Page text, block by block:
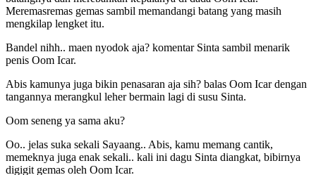
Meremasremas gemas sambil memandangi batang yang masih
mengkilap lengket itu.
Bandel nihh.. maen nyodok aja? komentar Sinta sambil menarik
penis Oom Icar.
Abis kamunya juga bikin penasaran aja sih? balas Oom Icar dengan
tangannya merangkul leher bermain lagi di susu Sinta.
Oom seneng ya sama aku?
Oo.. jelas suka sekali Sayaang.. Abis, kamu memang cantik,
memeknya juga enak sekali.. kali ini dagu Sinta diangkat, bibirnya
digigit gemas oleh Oom Icar.